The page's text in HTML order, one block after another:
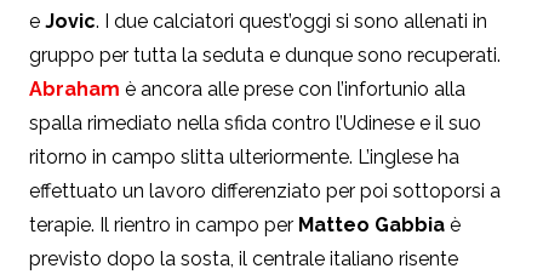
e Jovic. I due calciatori quest’oggi si sono allenati in
gruppo per tutta la seduta e dunque sono recuperati.
Abraham è ancora alle prese con l’infortunio alla
spalla rimediato nella sfida contro l’Udinese e il suo
ritorno in campo slitta ulteriormente. L’inglese ha
effettuato un lavoro differenziato per poi sottoporsi a
terapie. Il rientro in campo per Matteo Gabbia è
previsto dopo la sosta, il centrale italiano risente